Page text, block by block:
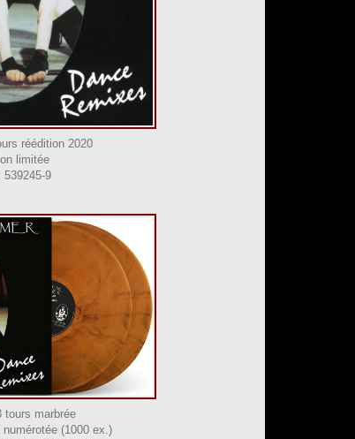
réédition 2020
limitée
539245-9
tours marbrée
(1000 ex.)